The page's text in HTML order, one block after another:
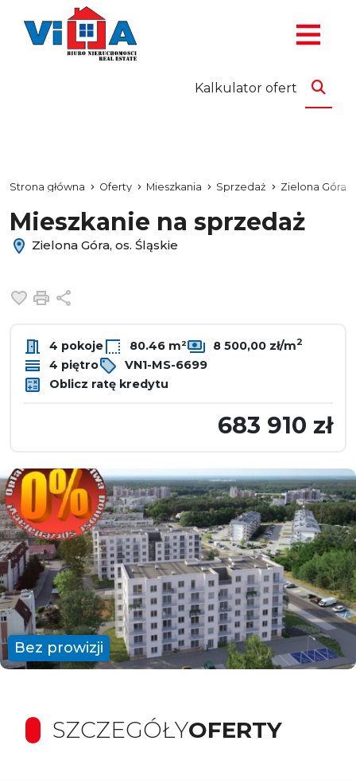
Kalkulator ofert
Strona główna Oferty Mieszkania Sprzedaż Zielona Góra
Mieszkanie na sprzedaż
Zielona Góra, os. Śląskie
Dodaj do ulubionych
Drukuj
4 pokoje 80.46 m² 8 500,00 zł/m2
4 piętro
VN1-MS-6699
Oblicz ratę kredytu
683 910 zł
Bez prowizji
SZCZEGÓŁYOFERTY